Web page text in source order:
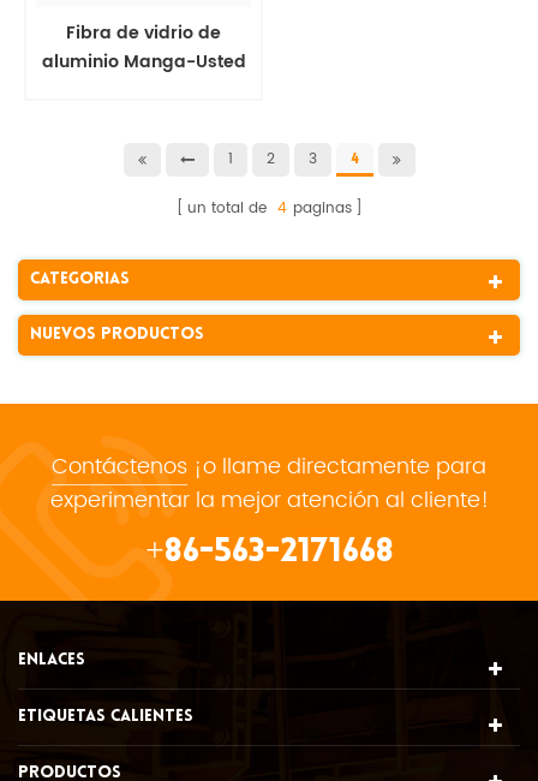
Fibra de vidrio de
aluminio Manga-Usted
1 2 3 4
un total de 4 paginas
Categorias
Nuevos Productos
Contáctenos ¡o llame directamente para
experimentar la mejor atención al cliente!
+86-563-2171668
ENLACES
ETIQUETAS CALIENTES
PRODUCTOS